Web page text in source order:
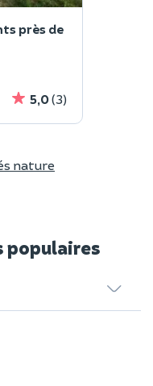
près de
5,0(3)
nature
populaires